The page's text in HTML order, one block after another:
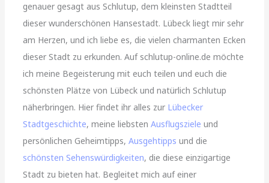
genauer gesagt aus Schlutup, dem kleinsten Stadtteil
dieser wunderschönen Hansestadt. Lübeck liegt mir sehr
am Herzen, und ich liebe es, die vielen charmanten Ecken
dieser Stadt zu erkunden. Auf schlutup-online.de möchte
ich meine Begeisterung mit euch teilen und euch die
schönsten Plätze von Lübeck und natürlich Schlutup
näherbringen. Hier findet ihr alles zur Lübecker
Stadtgeschichte, meine liebstenAusflugsziele und
persönlichen Geheimtipps,Ausgehtipps und die
schönsten Sehenswürdigkeiten, die diese einzigartige
Stadt zu bieten hat. Begleitet mich auf einer